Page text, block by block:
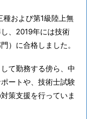
種および第1級陸上無
、2019年には技術
）に合格しました。
て勤務する傍ら、中
ートや、技術士試験
対策支援を行っていま